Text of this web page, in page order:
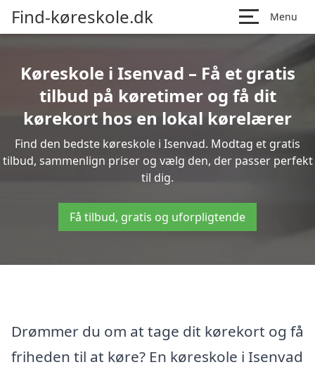
Find-køreskole.dk Menu
Køreskole i Isenvad – Få et gratis
tilbud på køretimer og få dit
kørekort hos en lokal kørelærer
Find den bedste køreskole i Isenvad. Modtag et gratis
tilbud, sammenlign priser og vælg den, der passer perfekt
til dig.
Få tilbud, gratis og uforpligtende
Drømmer du om at tage dit kørekort og få
friheden til at køre? En køreskole i Isenvad